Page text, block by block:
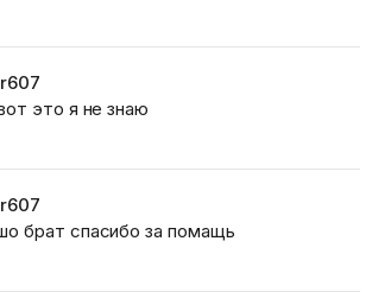
это я не знаю
брат спасибо за помащь